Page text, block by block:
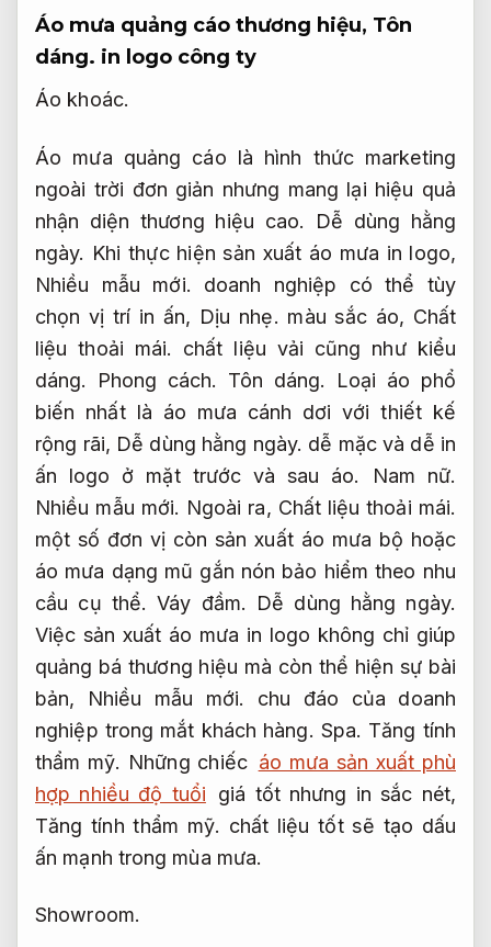
Áo mưa quảng cáo thương hiệu, Tôn
dáng. in logo công ty
Áo khoác.
Áo mưa quảng cáo là hình thức marketing
ngoài trời đơn giản nhưng mang lại hiệu quả
nhận diện thương hiệu cao.
Dễ dùng hằng
ngày. Khi thực hiện sản xuất áo mưa in logo,
Nhiều mẫu mới. doanh nghiệp có thể tùy
chọn vị trí in ấn, Dịu nhẹ. màu sắc áo, Chất
liệu thoải mái.
chất liệu vải cũng như kiểu
dáng. Phong cách. Tôn dáng.
Loại áo phổ
biến nhất là áo mưa cánh dơi với thiết kế
rộng rãi, Dễ dùng hằng ngày. dễ mặc và dễ in
ấn logo ở mặt trước và sau áo.
Nam nữ.
Nhiều mẫu mới. Ngoài ra, Chất liệu thoải mái.
một số đơn vị còn sản xuất áo mưa bộ hoặc
áo mưa dạng mũ gắn nón bảo hiểm theo nhu
cầu cụ thể.Váy đầm.
Dễ dùng hằng ngày.
Việc sản xuất áo mưa in logo không chỉ giúp
quảng bá thương hiệu mà còn thể hiện sự bài
bản, Nhiều mẫu mới.
chu đáo của doanh
nghiệp trong mắt khách hàng. Spa. Tăng tính
thẩm mỹ. Những chiếc áo mưa sản xuất phù
hợp nhiều độ tuổi
giá tốt nhưng in sắc nét,
Tăng tính thẩm mỹ. chất liệu tốt sẽ tạo dấu
ấn mạnh trong mùa mưa.
Showroom.